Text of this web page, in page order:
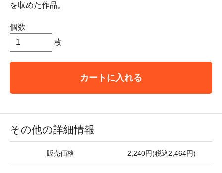
を収めた作品。
個数
枚
カートに入れる
その他の詳細情報
販売価格 2,240円(税込2,464円)